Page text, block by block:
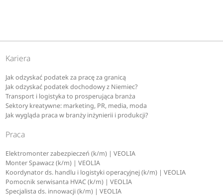
Kariera
Jak odzyskać podatek za pracę za granicą
Jak odzyskać podatek dochodowy z Niemiec?
Transport i logistyka to prosperująca branża
Sektory kreatywne: marketing, PR, media, moda
Jak wygląda praca w branży inżynierii i produkcji?
Praca
Elektromonter zabezpieczeń (k/m) | VEOLIA
Monter Spawacz (k/m) | VEOLIA
Koordynator ds. handlu i logistyki operacyjnej (k/m) | VEOLIA
Pomocnik serwisanta HVAC (k/m) | VEOLIA
Specjalista ds. innowacji (k/m) | VEOLIA